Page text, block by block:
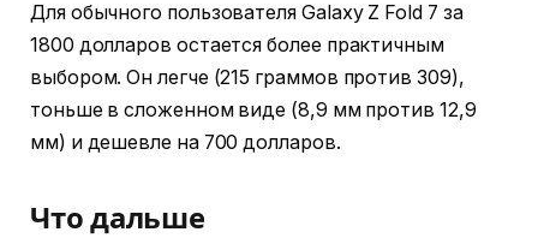
Для обычного пользователя Galaxy Z Fold 7 за
1800 долларов остается более практичным
выбором. Он легче (215 граммов против 309),
тоньше в сложенном виде (8,9 мм против 12,9
мм) и дешевле на 700 долларов.
Что дальше